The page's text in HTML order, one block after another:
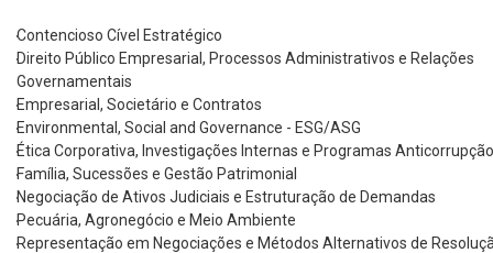
Contencioso Cível Estratégico
Direito Público Empresarial, Processos Administrativos e Relações
Governamentais
Empresarial, Societário e Contratos
Environmental, Social and Governance - ESG/ASG
Ética Corporativa, Investigações Internas e Programas Anticorrupção
Família, Sucessões e Gestão Patrimonial
Negociação de Ativos Judiciais e Estruturação de Demandas
Pecuária, Agronegócio e Meio Ambiente
Representação em Negociações e Métodos Alternativos de